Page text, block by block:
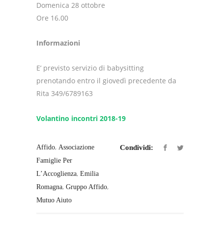
Domenica 28 ottobre
Ore 16.00
Informazioni
E’ previsto servizio di babysitting
prenotando entro il giovedì precedente da
Rita 349/6789163
Volantino incontri 2018-19
Affido, Associazione
Famiglie Per
L’Accoglienza, Emilia
Romagna, Gruppo Affido,
Mutuo Aiuto
Condividi: